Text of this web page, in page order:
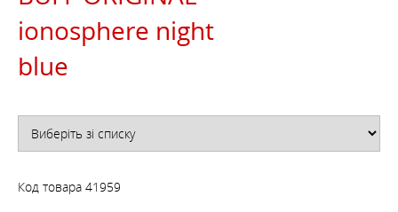
ionosphere night
blue
Код товара 41959